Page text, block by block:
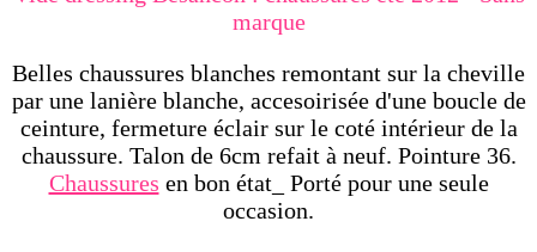
marque
Belles chaussures blanches remontant sur la cheville
par une lanière blanche, accesoirisée d'une boucle de
ceinture, fermeture éclair sur le coté intérieur de la
chaussure. Talon de 6cm refait à neuf. Pointure 36.
Chaussures en bon état_ Porté pour une seule
occasion.